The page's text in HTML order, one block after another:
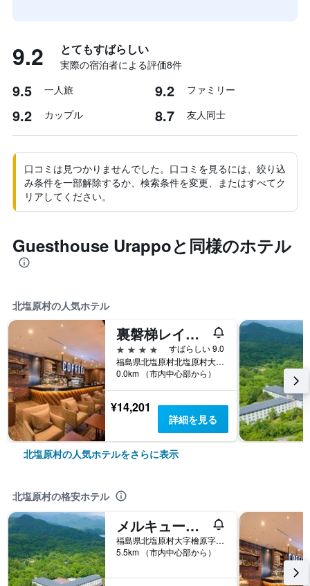
9.2 とてもすばらしい
実際の宿泊者による評価8​件
9.5 一人旅 9.2 ファミリー
9.2 カップル 8.7 友人同士
口コミは見つかりませんでした。口コミを見るには、絞り込
み条件を一部解除するか、検索条件を変更、またはすべてク
リアしてください。
Guesthouse Urappoと同様のホテル
北塩原村の人気ホテル
裏磐梯レイクリゾート
4つ星
すばらしい 9.0
福島県北塩原村北塩原村大字桧原字湯平山 1171-1
0.0km （市内中心部から）
¥14,201
詳細を見る
北塩原村の人気ホテルをさらに表示
北塩原村の格安ホテル
メルキュール裏磐梯リゾート & スパ
福島県北塩原村大字檜原字剣ヶ峯1093-309
5.5km （市内中心部から）